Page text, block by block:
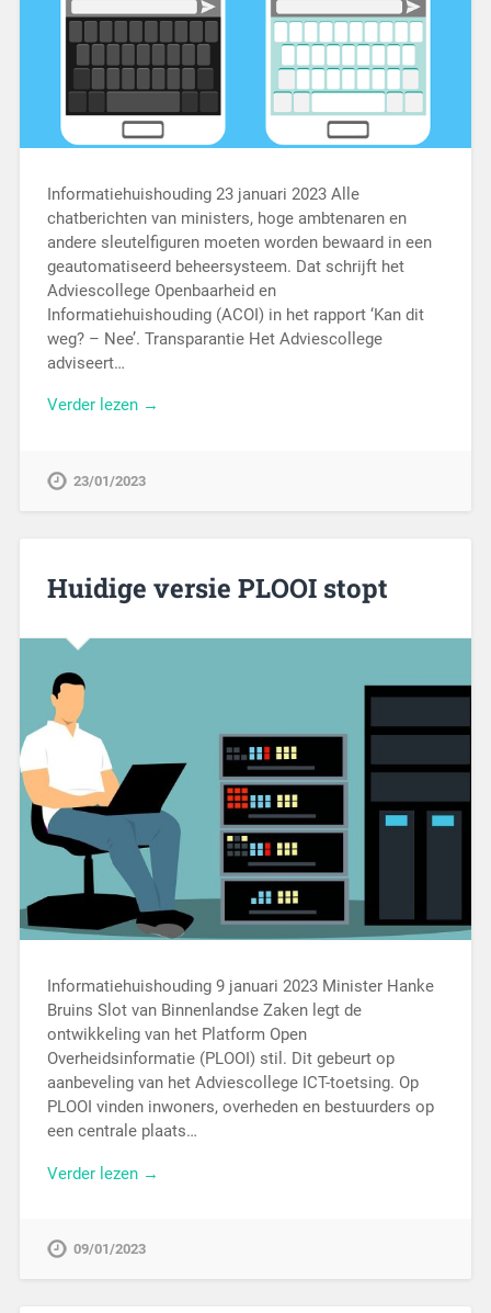
Informatiehuishouding 23 januari 2023 Alle
chatberichten van ministers, hoge ambtenaren en
andere sleutelfiguren moeten worden bewaard in een
geautomatiseerd beheersysteem. Dat schrijft het
Adviescollege Openbaarheid en
Informatiehuishouding (ACOI) in het rapport ‘Kan dit
weg? – Nee’. Transparantie Het Adviescollege
adviseert…
Verder lezen →
23/01/2023
Huidige versie PLOOI stopt
Informatiehuishouding 9 januari 2023 Minister Hanke
Bruins Slot van Binnenlandse Zaken legt de
ontwikkeling van het Platform Open
Overheidsinformatie (PLOOI) stil. Dit gebeurt op
aanbeveling van het Adviescollege ICT-toetsing. Op
PLOOI vinden inwoners, overheden en bestuurders op
een centrale plaats…
Verder lezen →
09/01/2023